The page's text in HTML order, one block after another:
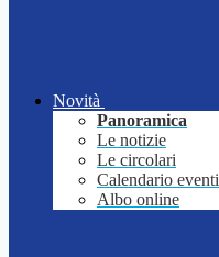
Novità
Panoramica
Le notizie
Le circolari
Calendario eventi
Albo online